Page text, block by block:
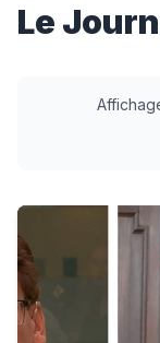
Le
Inside